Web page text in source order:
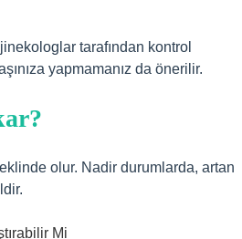
tarafından kontrol
yapmamanız da önerilir.
olur. Nadir durumlarda, artan
Mi